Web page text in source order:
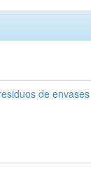
de envases